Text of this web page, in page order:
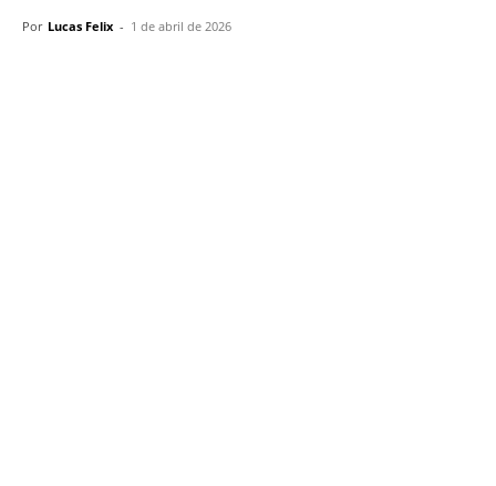
Por Lucas Felix - 1 de abril de 2026